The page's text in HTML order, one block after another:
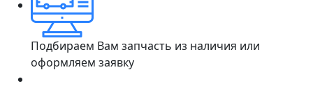
Подбираем Вам запчасть из наличия или
оформляем заявку